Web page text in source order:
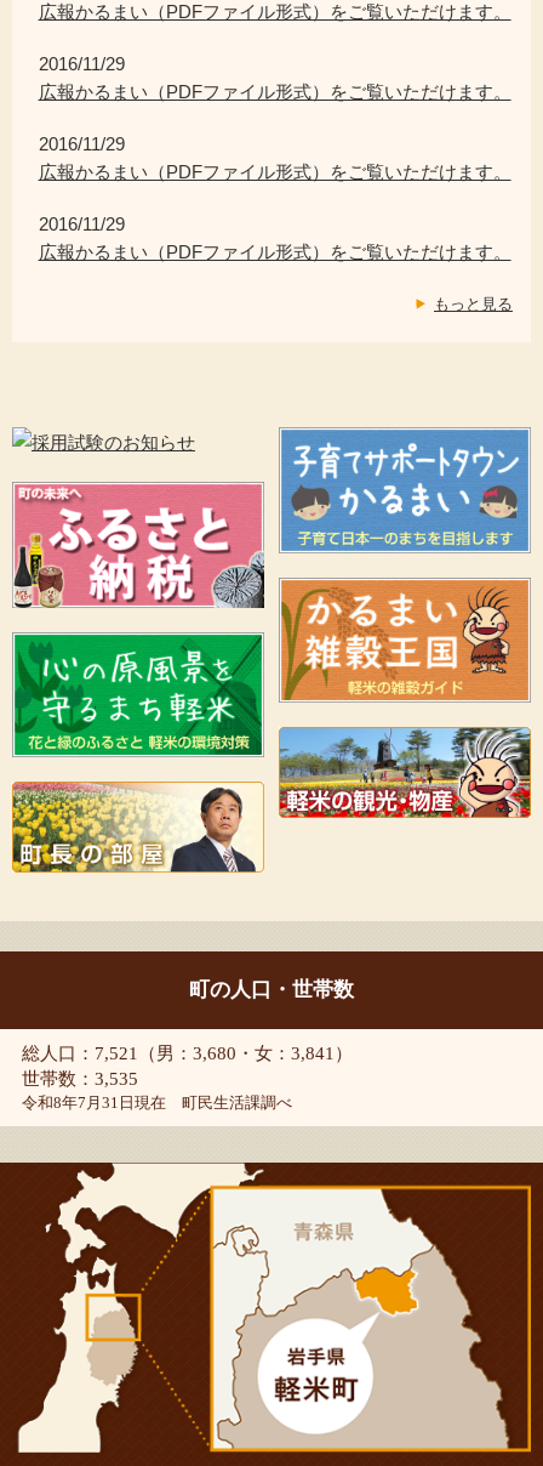
広報かるまい（PDFファイル形式）をご覧いただけます。
2016/11/29
広報かるまい（PDFファイル形式）をご覧いただけます。
2016/11/29
広報かるまい（PDFファイル形式）をご覧いただけます。
2016/11/29
広報かるまい（PDFファイル形式）をご覧いただけます。
もっと見る
町の人口・世帯数
総人口：7,521（男：3,680・女：3,841）
世帯数：3,535
令和8年7月31日現在 町民生活課調べ